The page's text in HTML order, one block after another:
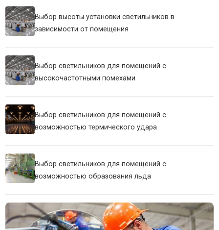
Выбор высоты установки светильников в
зависимости от помещения
Выбор светильников для помещений с
высокочастотными помехами
Выбор светильников для помещений с
возможностью термического удара
Выбор светильников для помещений с
возможностью образования льда